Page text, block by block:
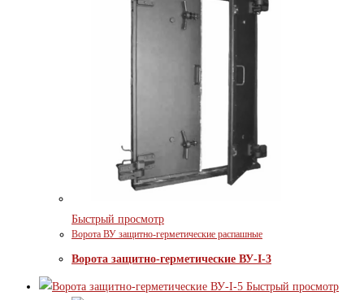
Быстрый просмотр
Ворота ВУ защитно-герметические распашные
Ворота защитно-герметические ВУ-I-3
Быстрый просмотр